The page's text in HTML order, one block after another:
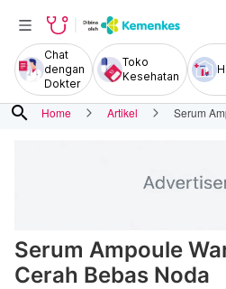
Chat
dengan
Dokter
Toko
Kesehatan
search Home Artikel Serum
Serum Ampoule
Cerah Bebas Noda